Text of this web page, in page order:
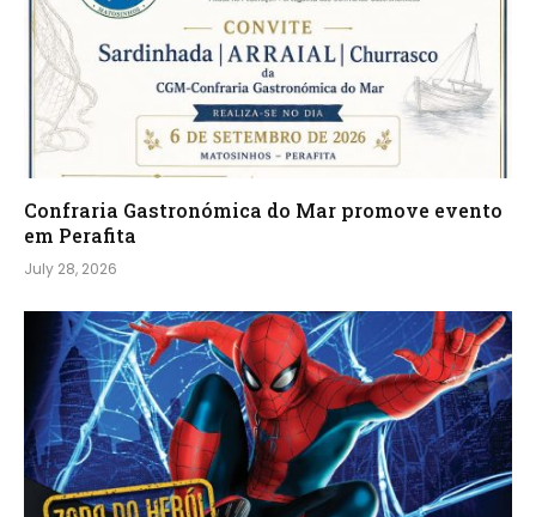
Confraria Gastronómica do Mar promove evento
em Perafita
July 28, 2026